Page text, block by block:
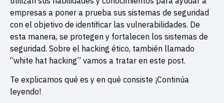
empresas a poner a prueba sus sistemas de seguridad
con el objetivo de identificar las vulnerabilidades. De
esta manera, se protegen y fortalecen los sistemas de
seguridad. Sobre el hacking ético, también llamado
“white hat hacking” vamos a tratar en este post.
Te explicamos qué es y en qué consiste ¡Continúa
leyendo!